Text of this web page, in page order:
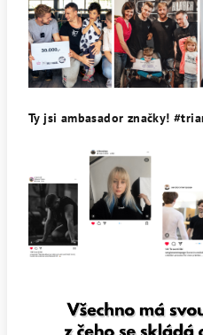
Ty jsi ambasador značky!